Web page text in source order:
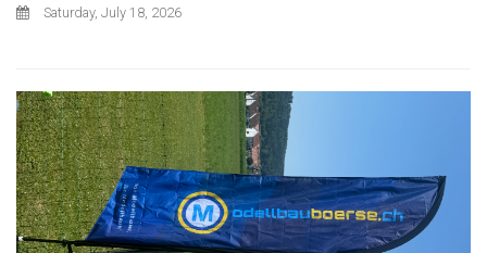
Saturday, July 18, 2026